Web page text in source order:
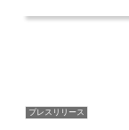
プレスリリース